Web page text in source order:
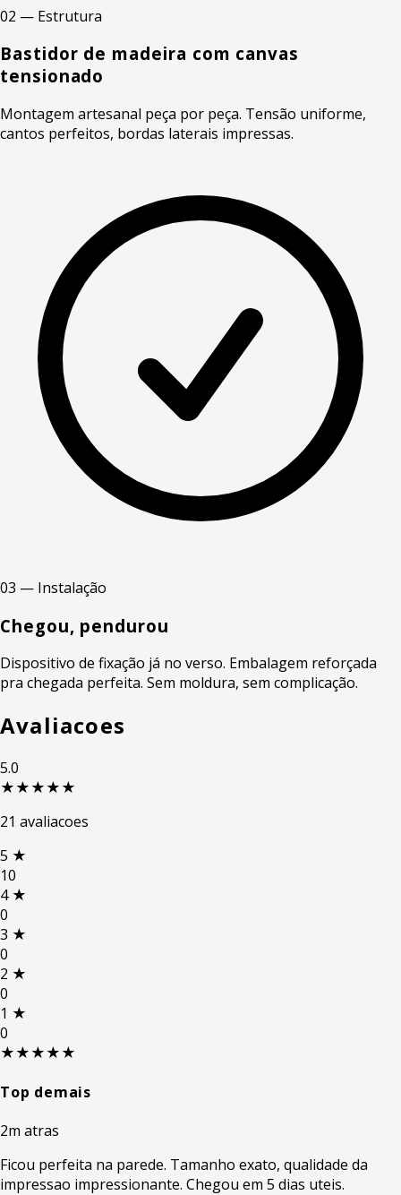
02 — Estrutura
Bastidor de madeira com canvas
tensionado
Montagem artesanal peça por peça. Tensão uniforme,
cantos perfeitos, bordas laterais impressas.
03 — Instalação
Chegou, pendurou
Dispositivo de fixação já no verso. Embalagem reforçada
pra chegada perfeita. Sem moldura, sem complicação.
Avaliacoes
5.0
★★★★★
21 avaliacoes
5 ★
10
4 ★
0
3 ★
0
2 ★
0
1 ★
0
★★★★★
Top demais
2m atras
Ficou perfeita na parede. Tamanho exato, qualidade da
impressao impressionante. Chegou em 5 dias uteis.